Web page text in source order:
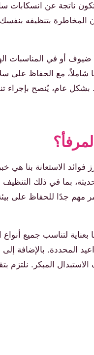
تكون ناتجة عن انسكابات
المخاطرة بتنظيفه
ضيوف أو في المناسبات
شاملاً، مع الحفاظ على
بشكل عام، يُنصح بإجراء
الاستعانة بنا هي
بما في ذلك التنظيف
بل يعقم الكنب أيضًا ويقضي على البكتيريا والجراثيم بنسبة تصل إلى 99.9%،
بعناية لتناسب جميع
المحددة. بالإضافة إلى
المبكر. نلتزم